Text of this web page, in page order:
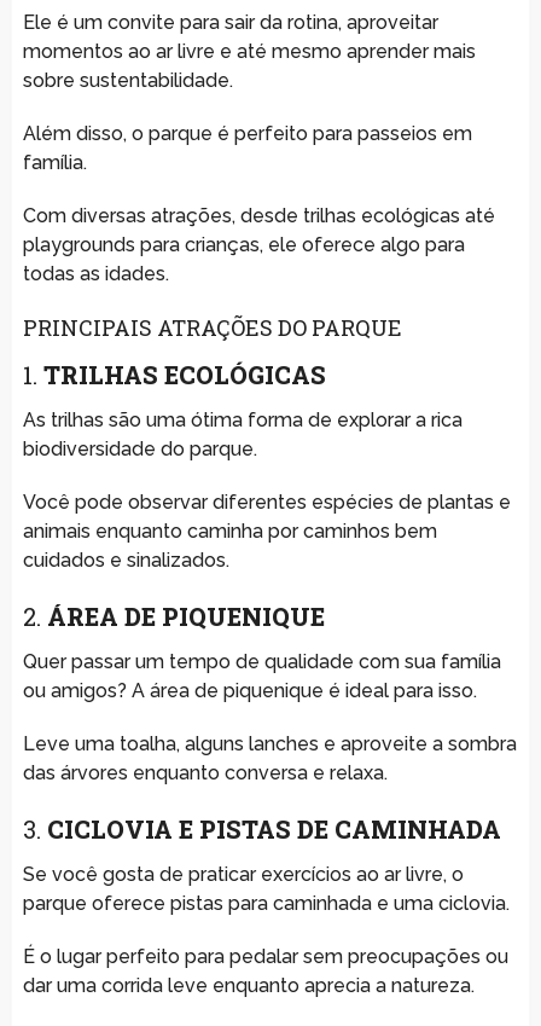
Ele é um convite para sair da rotina, aproveitar
momentos ao ar livre e até mesmo aprender mais
sobre sustentabilidade.
Além disso, o parque é perfeito para passeios em
família.
Com diversas atrações, desde trilhas ecológicas até
playgrounds para crianças, ele oferece algo para
todas as idades.
PRINCIPAIS ATRAÇÕES DO PARQUE
1. TRILHAS ECOLÓGICAS
As trilhas são uma ótima forma de explorar a rica
biodiversidade do parque.
Você pode observar diferentes espécies de plantas e
animais enquanto caminha por caminhos bem
cuidados e sinalizados.
2. ÁREA DE PIQUENIQUE
Quer passar um tempo de qualidade com sua família
ou amigos? A área de piquenique é ideal para isso.
Leve uma toalha, alguns lanches e aproveite a sombra
das árvores enquanto conversa e relaxa.
3. CICLOVIA E PISTAS DE CAMINHADA
Se você gosta de praticar exercícios ao ar livre, o
parque oferece pistas para caminhada e uma ciclovia.
É o lugar perfeito para pedalar sem preocupações ou
dar uma corrida leve enquanto aprecia a natureza.